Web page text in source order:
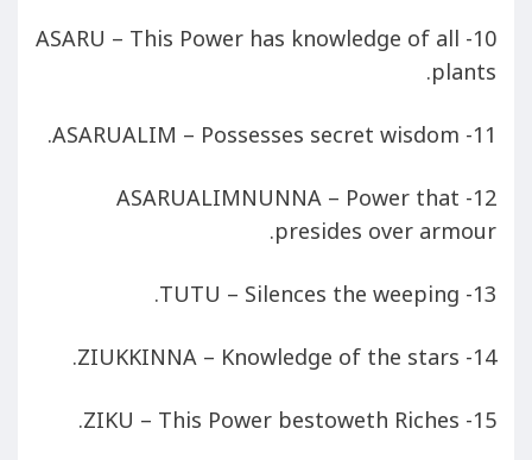
10- ASARU – This Power has knowledge of all
plants.
11- ASARUALIM – Possesses secret wisdom.
12- ASARUALIMNUNNA – Power that
presides over armour.
13- TUTU – Silences the weeping.
14- ZIUKKINNA – Knowledge of the stars.
15- ZIKU – This Power bestoweth Riches.